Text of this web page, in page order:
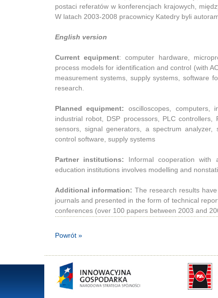
postaci referatów w konferencjach krajowych,
W latach 2003-2008 pracownicy Katedry byli
English version
Current equipment: computer hardware,
process models for identification and control (with
measurement systems, supply systems, software
research.
Planned equipment: oscilloscopes, computers,
industrial robot, DSP processors, PLC controllers,
sensors, signal generators, a spectrum analyzer,
control software, supply systems
Partner institutions: Informal cooperation with
education institutions involves modelling and
Additional information: The research results
journals and presented in the form of technical
conferences (over 100 papers between 2003 and
Powrót »